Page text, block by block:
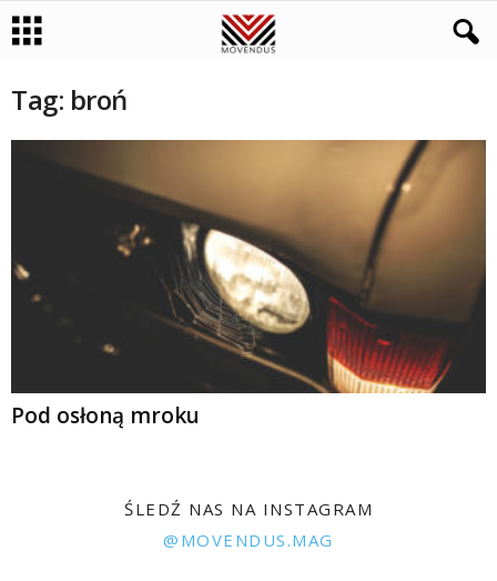
Tag: broń
Pod osłoną mroku
ŚLEDŹ NAS NA INSTAGRAM
@MOVENDUS.MAG